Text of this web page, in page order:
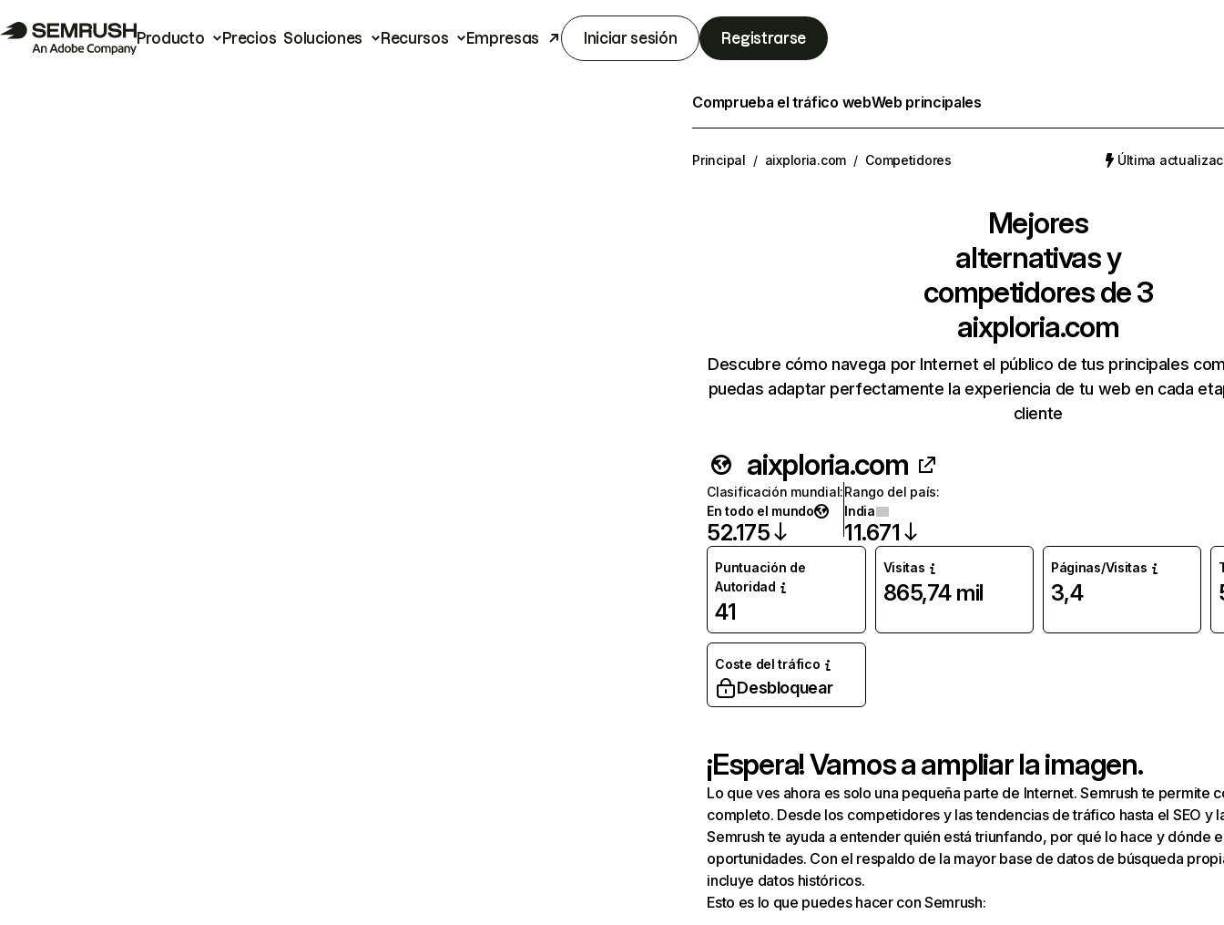
Producto Precios Soluciones Recursos Empresas Iniciar sesión Registrarse
Comprueba el tráfico webWeb principales
Principal / aixploria.com / Competidores Última
Mejores
alternativas y
competidores de 3
aixploria.com
Descubre cómo navega por Internet el público de tus principales
puedas adaptar perfectamente la experiencia de tu web en cada
cliente
aixploria.com
Clasificación mundial:
En todo el mundo
52.175
Rango del país:
India
11.671
Puntuación de
Autoridad
41
Visitas
865,74 mil
Páginas/Visitas
3,4
Coste del tráfico
Desbloquear
¡Espera! Vamos a ampliar la imagen.
Lo que ves ahora es solo una pequeña parte de Internet. Semrush te permite
completo. Desde los competidores y las tendencias de tráfico hasta el SEO y
Semrush te ayuda a entender quién está triunfando, por qué lo hace y dónde
oportunidades. Con el respaldo de la mayor base de datos de búsqueda
incluye datos históricos.
Esto es lo que puedes hacer con Semrush: